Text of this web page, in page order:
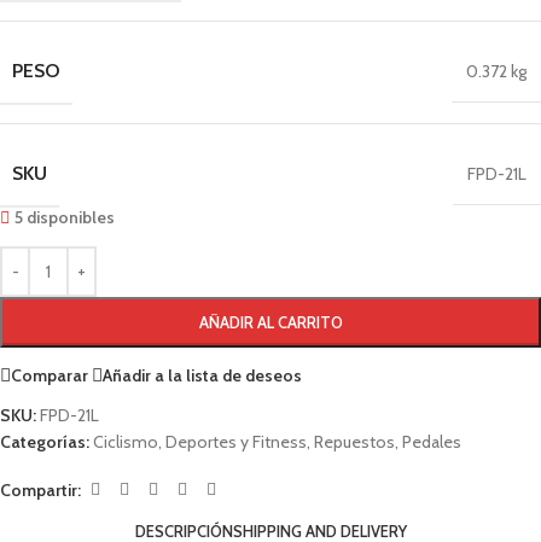
PESO 0.372 kg
SKU
FPD-21L
5 disponibles
AÑADIR AL CARRITO
Comparar
Añadir a la lista de deseos
SKU:FPD-21L
Categorías:Ciclismo, Deportes y Fitness, Repuestos, Pedales
Compartir:
DESCRIPCIÓNSHIPPING AND DELIVERY